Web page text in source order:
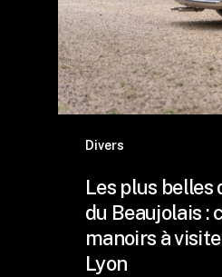
Divers
Les plus belles
du Beaujolais :
manoirs à
Lyon